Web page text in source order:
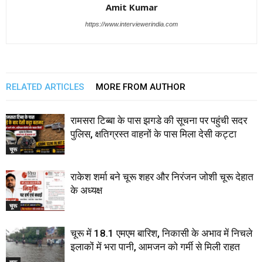
Amit Kumar
https://www.interviewerindia.com
RELATED ARTICLES MORE FROM AUTHOR
चूरू
रामसरा टिब्बा के ​पास झगडे की सूचना पर पहुंची सदर
पुलिस, क्षतिग्रस्त वाहनों के पास मिला देसी कट्टा
चूरू
राकेश शर्मा बने चूरू शहर और निरंजन जोशी चूरू देहात
के अध्यक्ष
चूरू में 18.1 एमएम बारिश, निकासी के अभाव में निचले
इलाकों में भरा पानी, आमजन को गर्मी से मिली राहत